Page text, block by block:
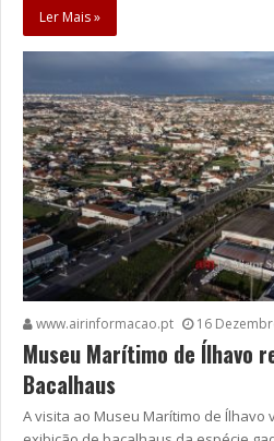
Ler Mais »
www.airinformacao.pt 16
Museu Marítimo de Ílhavo
Bacalhaus
A visita ao Museu Marítimo de Ílhavo